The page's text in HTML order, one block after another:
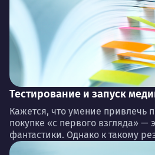
Тестирование и запуск
Кажется, что умение привлечь
покупке «с первого взгляда» —
фантастики. Однако к такому